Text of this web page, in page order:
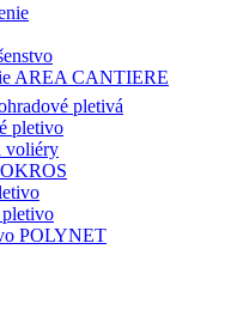
AREA CANTIERE
pletivá
pletivo
voliéry
pletivo
POLYNET